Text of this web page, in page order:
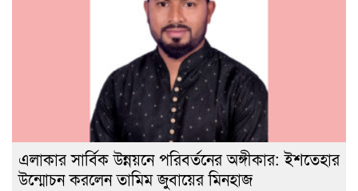
এলাকার সার্বিক উন্নয়নে পরিবর্তনের অঙ্গীকার: ইশতেহার
উন্মোচন করলেন তামিম জুবায়ের মিনহাজ